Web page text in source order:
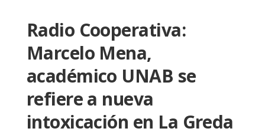
Radio Cooperativa:
Marcelo Mena,
académico UNAB se
refiere a nueva
intoxicación en La Greda